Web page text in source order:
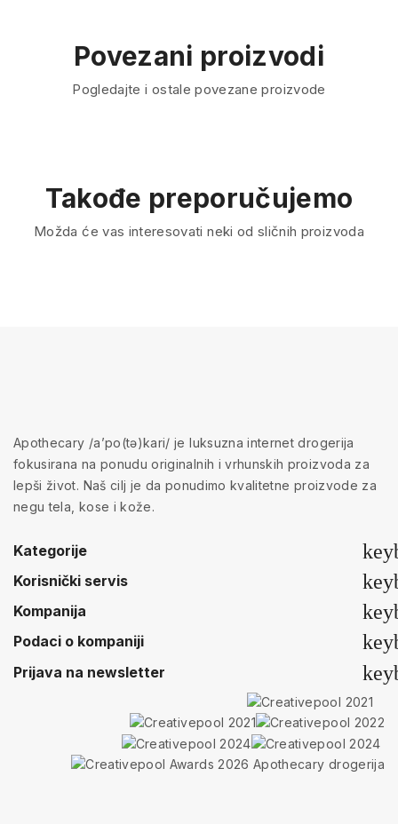
Povezani proizvodi
Pogledajte i ostale povezane proizvode
Takođe preporučujemo
Možda će vas interesovati neki od sličnih proizvoda
Apothecary /a’po(tə)kari/ je luksuzna internet drogerija
fokusirana na ponudu originalnih i vrhunskih proizvoda za
lepši život. Naš cilj je da ponudimo kvalitetne proizvode za
negu tela, kose i kože.
Kategorije
Korisnički servis
Kompanija
Podaci o kompaniji
Prijava na newsletter